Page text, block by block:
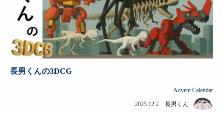
長男くんの3DCG
Advent Calendar
2025.12.2 長男くん